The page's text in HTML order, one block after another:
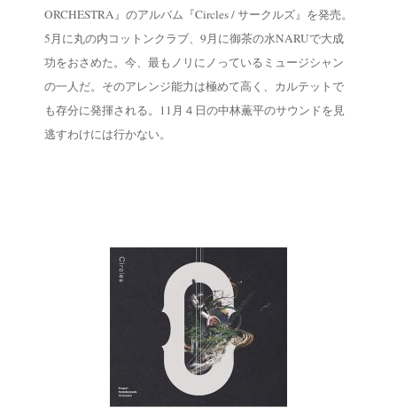
ORCHESTRA』のアルバム『Circles / サークルズ』を発売。
5月に丸の内コットンクラブ、9月に御茶の水NARUで大成
功をおさめた。今、最もノリにノっているミュージシャン
の一人だ。そのアレンジ能力は極めて高く、カルテットで
も存分に発揮される。11月４日の中林薫平のサウンドを見
逃すわけには行かない。